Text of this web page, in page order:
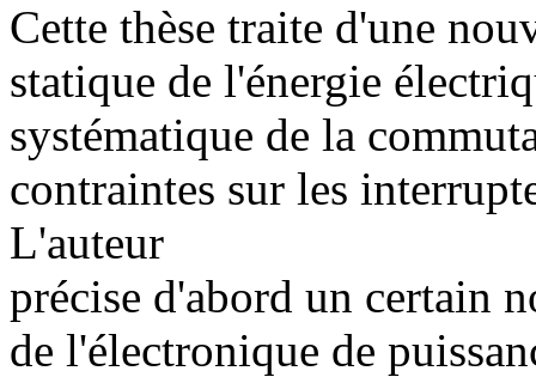
Cette thèse traite d'une
statique de l'énergie
systématique de la
contraintes sur les
L'auteur
précise d'abord un certain
de l'électronique de